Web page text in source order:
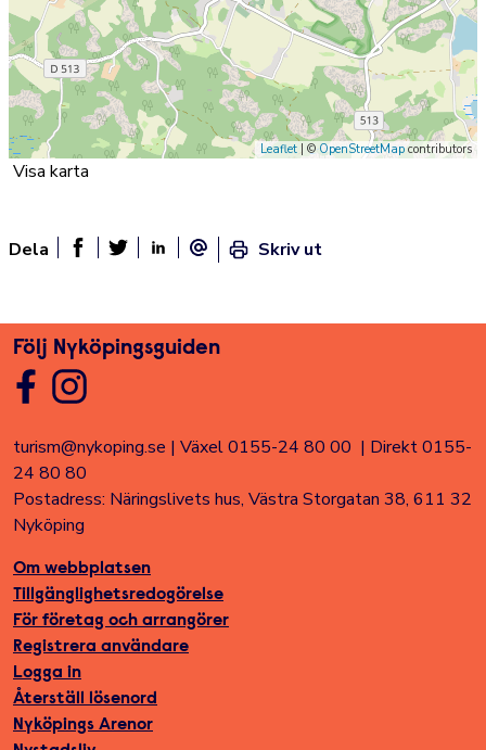
Leaflet | ©OpenStreetMap contributors
Visa karta
Dela
Dela sidan på Facebook
E-post
Skriv ut
Följ Nyköpingsguiden
turism@nykoping.se | Växel 0155-24 80 00 | Direkt 0155-
24 80 80
Postadress: Näringslivets hus, Västra Storgatan 38, 611 32
Nyköping
Om webbplatsen
Tillgänglighetsredogörelse
För företag och arrangörer
Registrera användare
Logga in
Återställ lösenord
Nyköpings Arenor